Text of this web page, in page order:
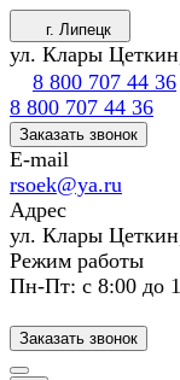
г. Липецк
ул. Клары
8 800 707 44 36
8 800 707 44 36
Заказать звонок
E-mail
rsoek@ya.ru
Адрес
ул. Клары
Режим работы
Пн-Пт: с 8:00 до
Заказать звонок